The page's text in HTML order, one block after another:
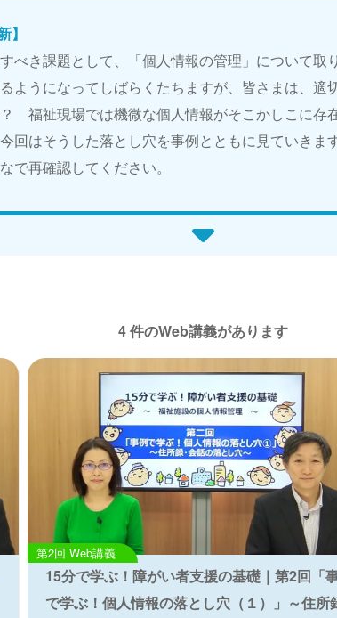
】
べき課題として、「個人情報の管理」について取
ようになってしばらくたちますが、皆さまは、適
福祉現場では機微な個人情報がそこかしこに存
回はそうした落とし穴を事例とともに見ていきま
で再確認してください。
4 件のWeb講義があります
Web講義
15分で学ぶ！障がい者支援の基礎｜第2回「
で学ぶ！個人情報の落とし穴（１）」～住所